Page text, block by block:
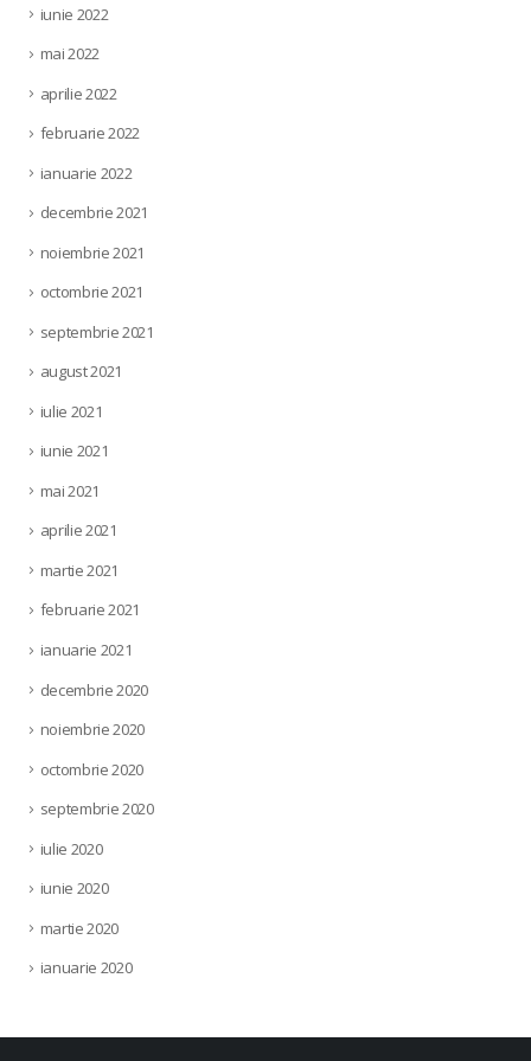
iunie 2022
mai 2022
aprilie 2022
februarie 2022
ianuarie 2022
decembrie 2021
noiembrie 2021
octombrie 2021
septembrie 2021
august 2021
iulie 2021
iunie 2021
mai 2021
aprilie 2021
martie 2021
februarie 2021
ianuarie 2021
decembrie 2020
noiembrie 2020
octombrie 2020
septembrie 2020
iulie 2020
iunie 2020
martie 2020
ianuarie 2020